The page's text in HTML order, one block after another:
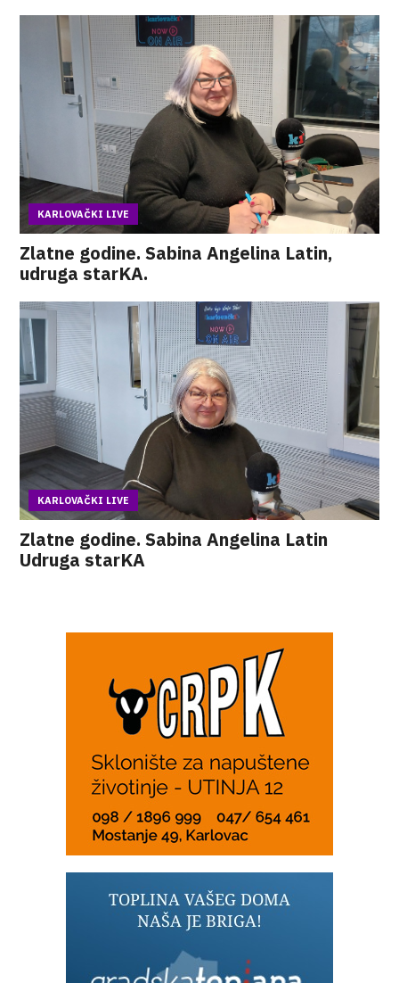
KARLOVAČKI LIVE
Zlatne godine. Sabina Angelina Latin,
udruga starKA.
KARLOVAČKI LIVE
Zlatne godine. Sabina Angelina Latin
Udruga starKA